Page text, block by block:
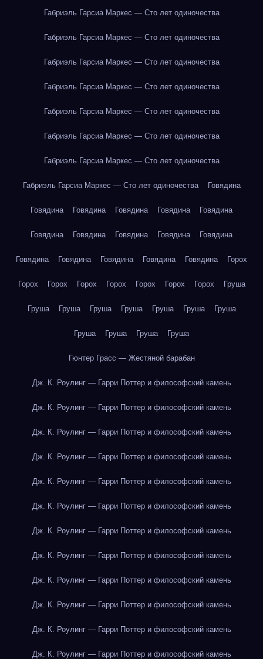
Габриэль Гарсиа Маркес — Сто лет одиночества
Габриэль Гарсиа Маркес — Сто лет одиночества
Габриэль Гарсиа Маркес — Сто лет одиночества
Габриэль Гарсиа Маркес — Сто лет одиночества
Габриэль Гарсиа Маркес — Сто лет одиночества
Габриэль Гарсиа Маркес — Сто лет одиночества
Габриэль Гарсиа Маркес — Сто лет одиночества
Габриэль Гарсиа Маркес — Сто лет одиночества Говядина
Говядина Говядина Говядина Говядина Говядина
Говядина Говядина Говядина Говядина Говядина
Говядина Говядина Говядина Говядина Говядина Горох
Горох Горох Горох Горох Горох Горох Горох Груша
Груша Груша Груша Груша Груша Груша Груша
Груша Груша Груша Груша
Гюнтер Грасс — Жестяной барабан
Дж. К. Роулинг — Гарри Поттер и философский камень
Дж. К. Роулинг — Гарри Поттер и философский камень
Дж. К. Роулинг — Гарри Поттер и философский камень
Дж. К. Роулинг — Гарри Поттер и философский камень
Дж. К. Роулинг — Гарри Поттер и философский камень
Дж. К. Роулинг — Гарри Поттер и философский камень
Дж. К. Роулинг — Гарри Поттер и философский камень
Дж. К. Роулинг — Гарри Поттер и философский камень
Дж. К. Роулинг — Гарри Поттер и философский камень
Дж. К. Роулинг — Гарри Поттер и философский камень
Дж. К. Роулинг — Гарри Поттер и философский камень
Дж. К. Роулинг — Гарри Поттер и философский камень